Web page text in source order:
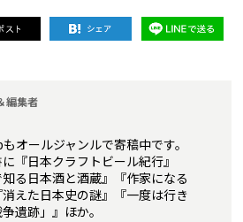
編集者
オールジャンルで寄稿中です。
『日本クラフトビール紀行』
知る日本酒と酒蔵』『作家になる
えた日本史の謎』『一度は行き
遺跡」』ほか。